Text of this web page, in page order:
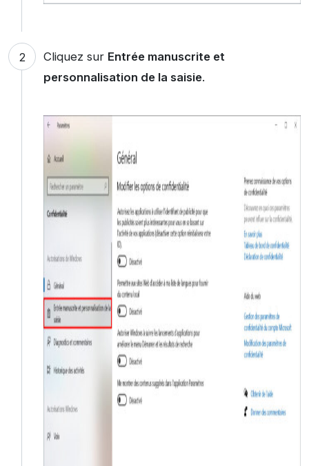
Cliquez sur Entrée manuscrite et
personnalisation de la saisie.